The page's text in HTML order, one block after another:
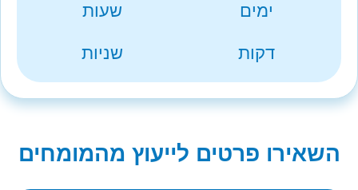
ימים
שעות
דקות שניות
השאירו פרטים לייעוץ מהמומחים